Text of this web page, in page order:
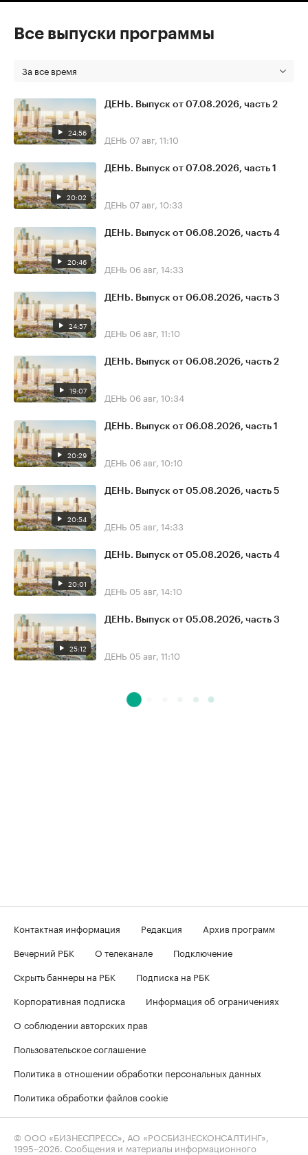
Все выпуски программы
За все время
24:56
ДЕНЬ. Выпуск от 07.08.2026, часть 2
ДЕНЬ 07 авг, 11:10
20:02
ДЕНЬ. Выпуск от 07.08.2026, часть 1
ДЕНЬ 07 авг, 10:33
20:46
ДЕНЬ. Выпуск от 06.08.2026, часть 4
ДЕНЬ 06 авг, 14:33
24:57
ДЕНЬ. Выпуск от 06.08.2026, часть 3
ДЕНЬ 06 авг, 11:10
19:07
ДЕНЬ. Выпуск от 06.08.2026, часть 2
ДЕНЬ 06 авг, 10:34
20:29
ДЕНЬ. Выпуск от 06.08.2026, часть 1
ДЕНЬ 06 авг, 10:10
20:54
ДЕНЬ. Выпуск от 05.08.2026, часть 5
ДЕНЬ 05 авг, 14:33
20:01
ДЕНЬ. Выпуск от 05.08.2026, часть 4
ДЕНЬ 05 авг, 14:10
25:12
ДЕНЬ. Выпуск от 05.08.2026, часть 3
ДЕНЬ 05 авг, 11:10
Контактная информация Редакция
Архив программ
Вечерний РБК
О телеканале
Подключение
Скрыть баннеры на РБК
Подписка на РБК
Корпоративная подписка
Информация об ограничениях
О соблюдении авторских прав
Пользовательское соглашение
Политика в отношении обработки персональных данных
Политика обработки файлов cookie
© ООО «БИЗНЕСПРЕСС», АО «РОСБИЗНЕСКОНСАЛТИНГ»,
1995–2026 . Сообщения и материалы информационного